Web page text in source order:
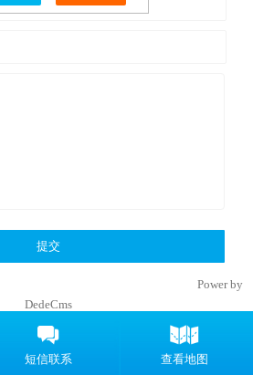
Power by
DedeCms
短信联系 查看地图